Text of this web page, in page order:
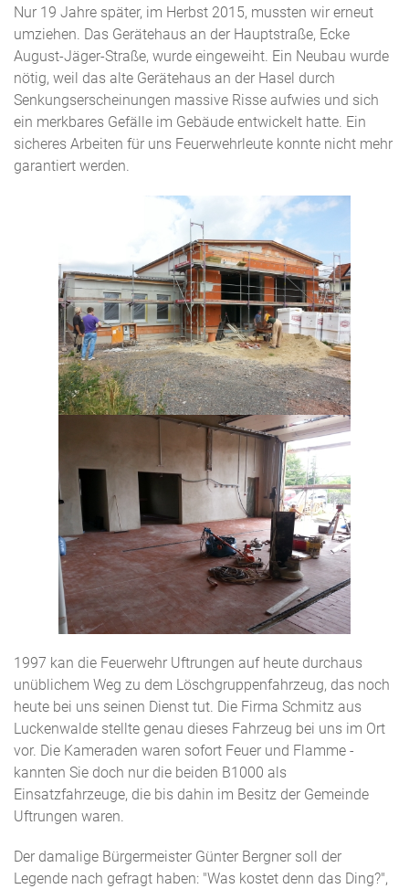
Nur 19 Jahre später, im Herbst 2015, mussten wir erneut
umziehen. Das Gerätehaus an der Hauptstraße, Ecke
August-Jäger-Straße, wurde eingeweiht. Ein Neubau wurde
nötig, weil das alte Gerätehaus an der Hasel durch
Senkungserscheinungen massive Risse aufwies und sich
ein merkbares Gefälle im Gebäude entwickelt hatte. Ein
sicheres Arbeiten für uns Feuerwehrleute konnte nicht mehr
garantiert werden.
1997 kan die Feuerwehr Uftrungen auf heute durchaus
unüblichem Weg zu dem Löschgruppenfahrzeug, das noch
heute bei uns seinen Dienst tut. Die Firma Schmitz aus
Luckenwalde stellte genau dieses Fahrzeug bei uns im Ort
vor. Die Kameraden waren sofort Feuer und Flamme -
kannten Sie doch nur die beiden B1000 als
Einsatzfahrzeuge, die bis dahin im Besitz der Gemeinde
Uftrungen waren.
Der damalige Bürgermeister Günter Bergner soll der
Legende nach gefragt haben: "Was kostet denn das Ding?",